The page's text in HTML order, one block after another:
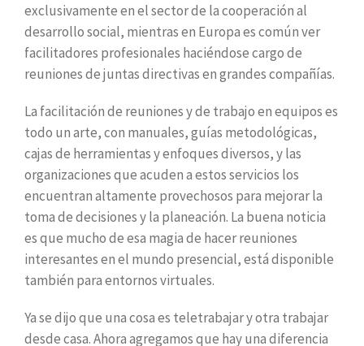
exclusivamente en el sector de la cooperación al
desarrollo social, mientras en Europa es común ver
facilitadores profesionales haciéndose cargo de
reuniones de juntas directivas en grandes compañías.
La facilitación de reuniones y de trabajo en equipos es
todo un arte, con manuales, guías metodológicas,
cajas de herramientas y enfoques diversos, y las
organizaciones que acuden a estos servicios los
encuentran altamente provechosos para mejorar la
toma de decisiones y la planeación. La buena noticia
es que mucho de esa magia de hacer reuniones
interesantes en el mundo presencial, está disponible
también para entornos virtuales.
Ya se dijo que una cosa es teletrabajar y otra trabajar
desde casa. Ahora agregamos que hay una diferencia